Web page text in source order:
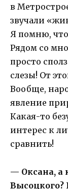
в
звучали
Я помню,
Рядом со
просто
слезы! От
Вообще,
явление
Какая-то
интерес к
сравнить!
— Оксана, а
Высоцкого?